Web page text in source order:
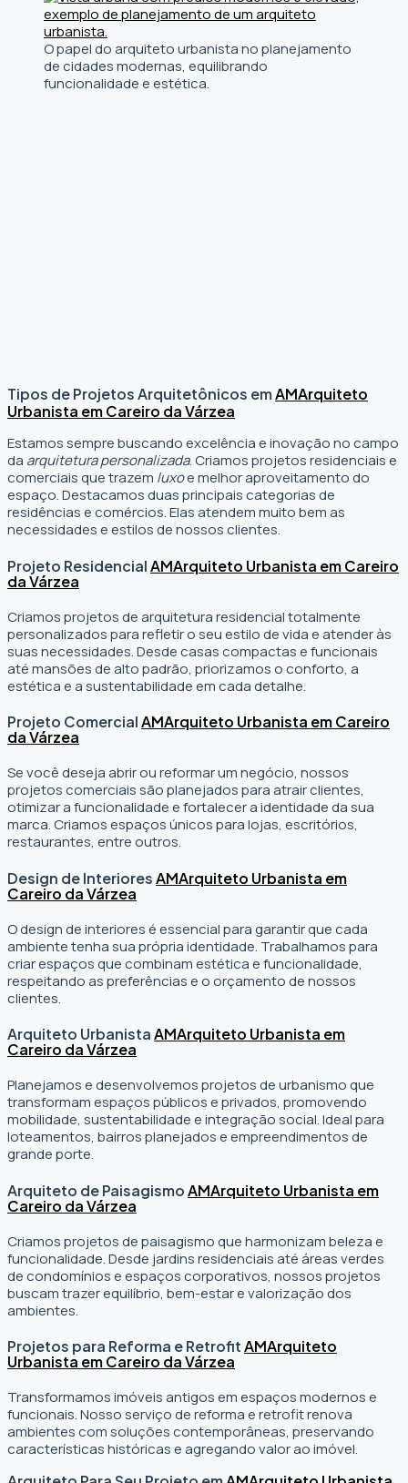
O papel do arquiteto urbanista no planejamento
de cidades modernas, equilibrando
funcionalidade e estética.
Tipos de Projetos Arquitetônicos emAMArquiteto
Urbanista em Careiro da Várzea
Estamos sempre buscando excelência e inovação no campo
da arquitetura personalizada. Criamos projetos residenciais e
comerciais que trazem luxoe melhor aproveitamento do
espaço. Destacamos duas principais categorias de
residências e comércios. Elas atendem muito bem as
necessidades e estilos de nossos clientes.
Projeto ResidencialAMArquiteto Urbanista em Careiro
da Várzea
Criamos projetos de arquitetura residencial totalmente
personalizados para refletir o seu estilo de vida e atender às
suas necessidades. Desde casas compactas e funcionais
até mansões de alto padrão, priorizamos o conforto, a
estética e a sustentabilidade em cada detalhe.
Projeto ComercialAMArquiteto Urbanista em Careiro
da Várzea
Se você deseja abrir ou reformar um negócio, nossos
projetos comerciais são planejados para atrair clientes,
otimizar a funcionalidade e fortalecer a identidade da sua
marca. Criamos espaços únicos para lojas, escritórios,
restaurantes, entre outros.
Design de InterioresAMArquiteto Urbanista em
Careiro da Várzea
O design de interiores é essencial para garantir que cada
ambiente tenha sua própria identidade. Trabalhamos para
criar espaços que combinam estética e funcionalidade,
respeitando as preferências e o orçamento de nossos
clientes.
Arquiteto UrbanistaAMArquiteto Urbanista em
Careiro da Várzea
Planejamos e desenvolvemos projetos de urbanismo que
transformam espaços públicos e privados, promovendo
mobilidade, sustentabilidade e integração social. Ideal para
loteamentos, bairros planejados e empreendimentos de
grande porte.
Arquiteto de PaisagismoAMArquiteto Urbanista em
Careiro da Várzea
Criamos projetos de paisagismo que harmonizam beleza e
funcionalidade. Desde jardins residenciais até áreas verdes
de condomínios e espaços corporativos, nossos projetos
buscam trazer equilíbrio, bem-estar e valorização dos
ambientes.
Projetos para Reforma e RetrofitAMArquiteto
Urbanista em Careiro da Várzea
Transformamos imóveis antigos em espaços modernos e
funcionais. Nosso serviço de reforma e retrofit renova
ambientes com soluções contemporâneas, preservando
características históricas e agregando valor ao imóvel.